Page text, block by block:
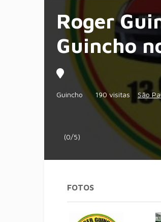
Roger
Guincho
Guincho 190 visitas São
(0/5)
FOTOS